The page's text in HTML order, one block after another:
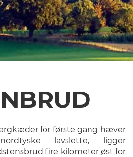
for første gang hæver
lavslette, ligger
fire kilometer øst for